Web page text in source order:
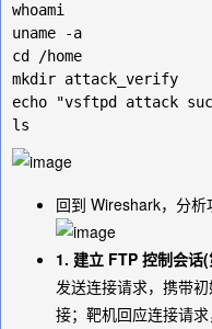
whoami
uname -a
cd /home
mkdir attack_verify
echo "vsftpd attack
回到 Wireshark，分
1. 建立 FTP 控制会话(
发送连接请求，携带
接；靶机回应连接请